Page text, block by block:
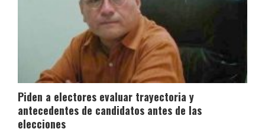
Piden a electores evaluar trayectoria y
antecedentes de candidatos antes de las
elecciones